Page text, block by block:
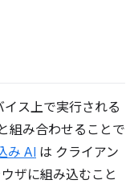
ス上で実行される
組み合わせることで
み AI は クライアン
ザに組み込むこと